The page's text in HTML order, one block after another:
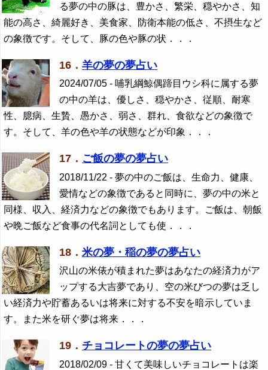
る夢の中の豚は、豊かさ、繁栄、穏やかさ、知
能の高さ、綺麗好き、美食家、防衛本能の低さ、不摂生など
の象徴です。そして、豚の色や豚の状．．．
16． 羊の夢の夢占い
2024/07/05 - 哺乳綱鯨偶蹄目ウシ科に属する夢
の中の羊は、優しさ、穏やかさ、従順、耐寒
性、臆病、生贄、愚かさ、弱さ、群れ、食欲などの象徴で
す。そして、羊の色や羊の状態などが印象．．．
17． ご飯の夢の夢占い
2018/11/22 - 夢の中のご飯は、生命力、健康、
愛情などの象徴であると同時に、夢の中の米と
同様、収入、経済力などの象徴でもあります。ご飯は、朝飯
や晩ご飯など食事の代名詞としても使．．．
18． 米の夢・稲の夢の夢占い
沢山の米俵が積まれた夢はあなたの経済力がア
ップする大吉夢であり、空の米びつの夢は乏し
い経済力や貯蓄あるいは将来に対する不安を暗示していま
す。また米を研ぐ夢は将来．．．
19． チョコレートの夢の夢占い
2018/02/09 - 甘くて美味しいチョコレートは楽